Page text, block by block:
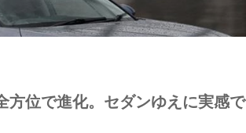
方位で進化。セダンゆえに実感で